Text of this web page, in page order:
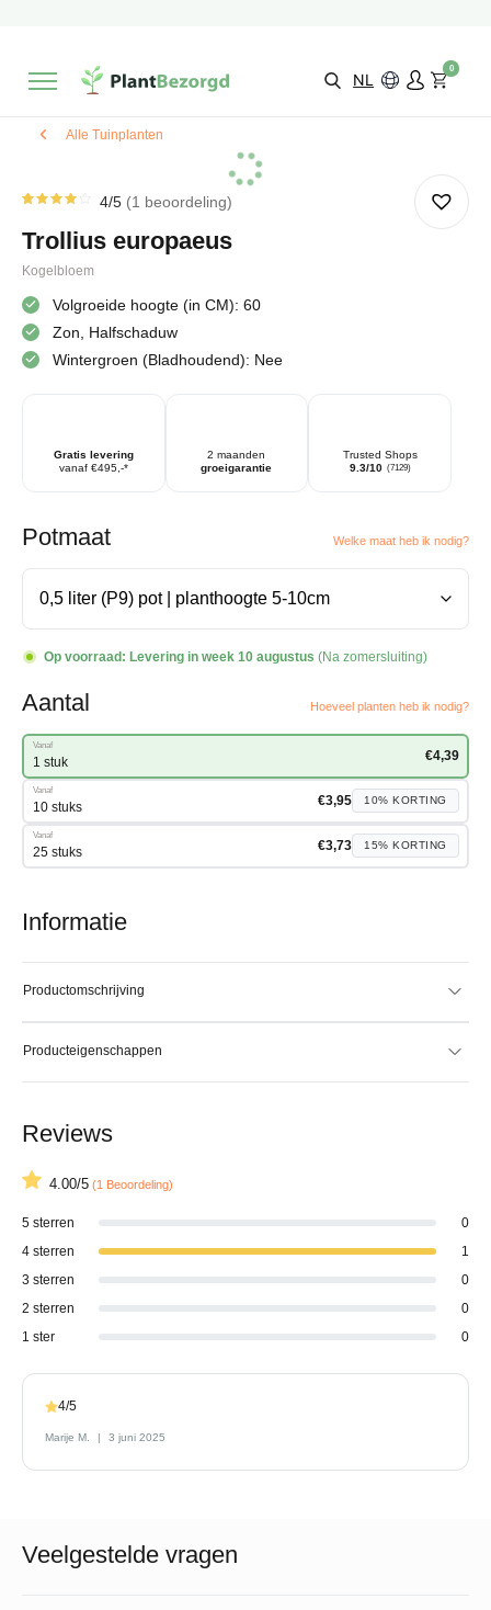
Kies zelf je
bezorgmoment & locatie NL
0
Alle Tuinplanten
op 5
gebaseerd
klantbeoordeling
4/5 1 beoordeling
Trollius europaeus
Kogelbloem
Volgroeide hoogte (in CM): 60
Zon, Halfschaduw
Wintergroen (Bladhoudend): Nee
Gratis levering
vanaf €495,-*
2 maanden
groeigarantie
Trusted Shops
9.3/10 (7129)
Potmaat Welke maat heb ik nodig?
Op voorraad: Levering in week 10 augustus (Na zomersluiting)
Aantal Hoeveel planten heb ik nodig?
Vanaf
1 stuk €4,39
Vanaf
10 stuks €3,95 10% KORTING
Vanaf
25 stuks €3,73 15% KORTING
Informatie
Productomschrijving
Producteigenschappen
Reviews
4.00/5 (1 Beoordeling)
5 sterren
0
4 sterren
1
3 sterren
0
2 sterren
0
1 ster
0
4/5
Marije M. 3 juni 2025
Veelgestelde vragen